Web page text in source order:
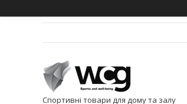
Спортивні товари для дому та залу